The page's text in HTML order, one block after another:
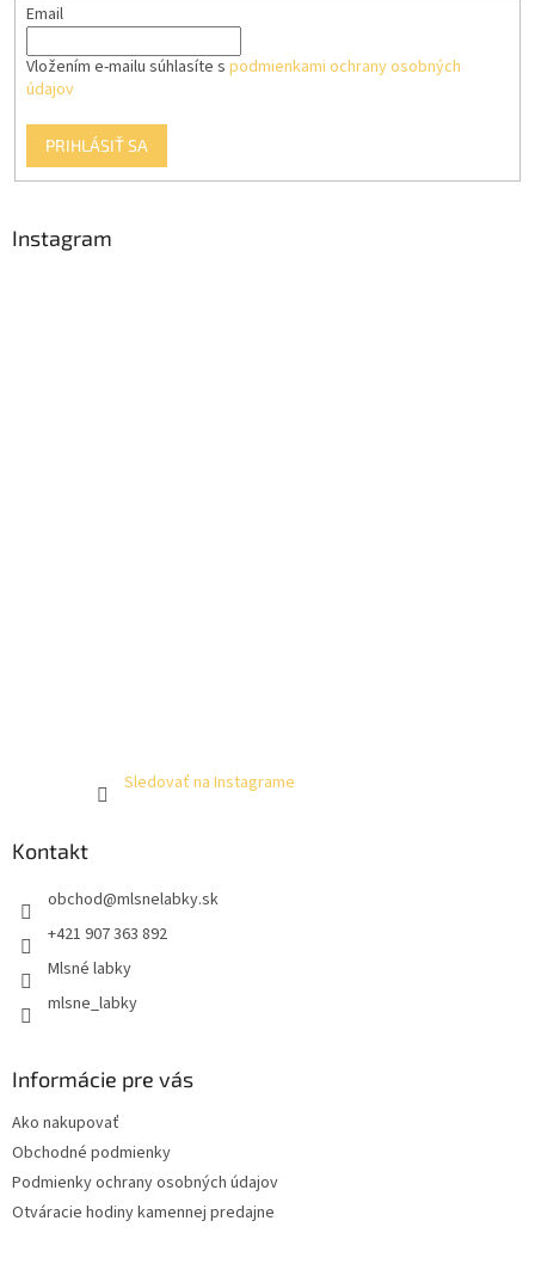
Email
Vložením e-mailu súhlasíte s podmienkami ochrany osobných
údajov
PRIHLÁSIŤ SA
Instagram
Sledovať na Instagrame
Kontakt
obchod@mlsnelabky.sk
+421 907 363 892
Mlsné labky
mlsne_labky
Informácie pre vás
Ako nakupovať
Obchodné podmienky
Podmienky ochrany osobných údajov
Otváracie hodiny kamennej predajne